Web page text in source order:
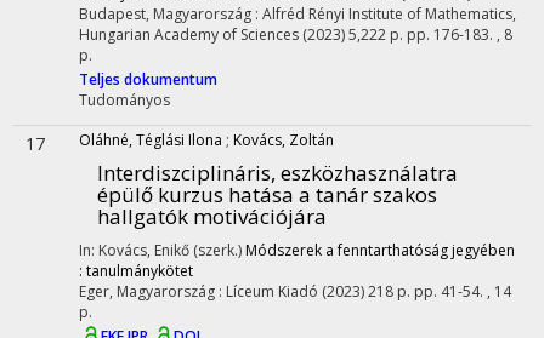
Budapest, Magyarország : Alfréd Rényi Institute of Mathematics,
Hungarian Academy of Sciences (2023)5,222 p. pp. 176-183. , 8
p.
Teljes dokumentum
Tudományos
17 Oláhné, Téglási Ilona ; Kovács, Zoltán
Interdiszciplináris, eszközhasználatra
épülő kurzus hatása a tanár szakos
hallgatók motivációjára
In: Kovács, Enikő (szerk.) Módszerek a fenntarthatóság jegyében
: tanulmánykötet
Eger, Magyarország : Líceum Kiadó (2023)218 p. pp. 41-54. , 14
p.